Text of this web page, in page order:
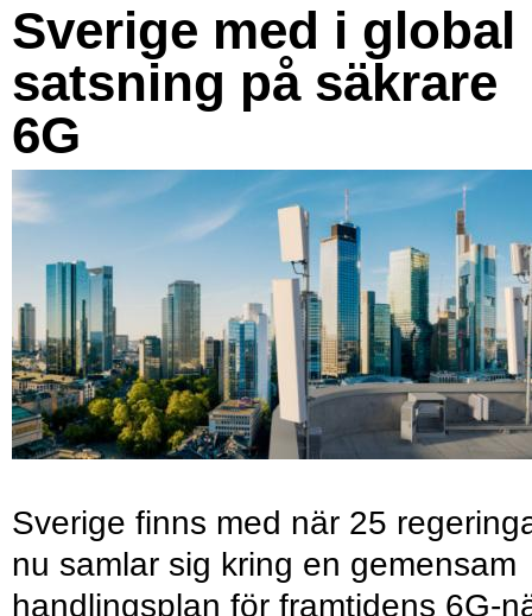
Sverige med i global
satsning på säkrare
6G
Sverige finns med när 25
nu samlar sig kring en gemensam
handlingsplan för framtidens 6G-